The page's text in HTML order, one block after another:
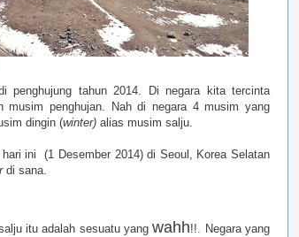
penghujung tahun 2014. Di negara kita tercinta
musim penghujan. Nah di negara 4 musim yang
dingin (winter) alias musim salju.
hari ini (1 Desember 2014) di Seoul, Korea Selatan
di sana.
itu adalah sesuatu yang wahh!!. Negara yang